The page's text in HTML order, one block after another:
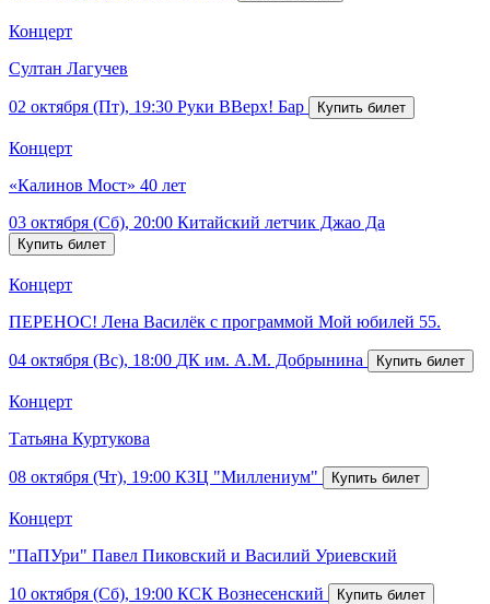
Концерт
Султан Лагучев
02 октября (Пт), 19:30 Руки ВВерх! Бар
Концерт
«Калинов Мост» 40 лет
03 октября (Сб), 20:00 Китайский летчик Джао Да
Концерт
ПЕРЕНОС! Лена Василёк с программой Мой юбилей 55.
04 октября (Вс), 18:00 ДК им. А.М. Добрынина
Концерт
Татьяна Куртукова
08 октября (Чт), 19:00 КЗЦ "Миллениум"
Концерт
"ПаПУри" Павел Пиковский и Василий Уриевский
10 октября (Сб), 19:00 КСК Вознесенский